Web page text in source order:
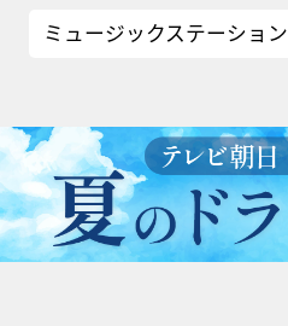
ミュージックステーション